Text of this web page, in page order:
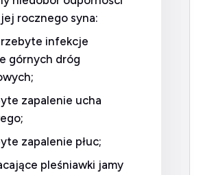
rocznego syna:
infekcje
górnych dróg
zapalenie ucha
zapalenie płuc;
pleśniawki jamy